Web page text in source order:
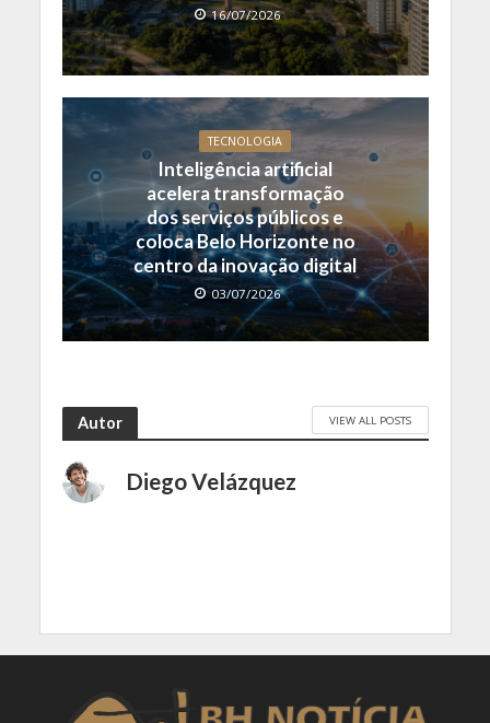
16/07/2026
TECNOLOGIA
Inteligência artificial
acelera transformação
dos serviços públicos e
coloca Belo Horizonte no
centro da inovação digital
03/07/2026
Autor VIEW ALL POSTS
Diego Velázquez